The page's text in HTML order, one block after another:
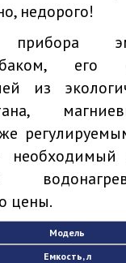
недорого!
его
из
цены.
Модель
Емкость, л